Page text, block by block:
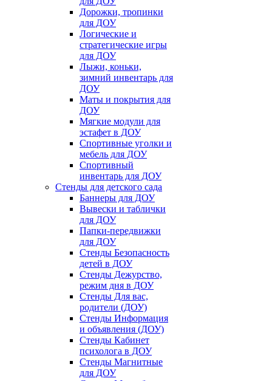
Дорожки, тропинки
для ДОУ
Логические и
стратегические игры
для ДОУ
Лыжи, коньки,
зимний инвентарь для
ДОУ
Маты и покрытия для
ДОУ
Мягкие модули для
эстафет в ДОУ
Спортивные уголки и
мебель для ДОУ
Спортивный
инвентарь для ДОУ
Стенды для детского сада
Баннеры для ДОУ
Вывески и таблички
для ДОУ
Папки-передвижки
для ДОУ
Стенды Безопасность
детей в ДОУ
Стенды Дежурство,
режим дня в ДОУ
Стенды Для вас,
родители (ДОУ)
Стенды Информация
и объявления (ДОУ)
Стенды Кабинет
психолога в ДОУ
Стенды Магнитные
для ДОУ